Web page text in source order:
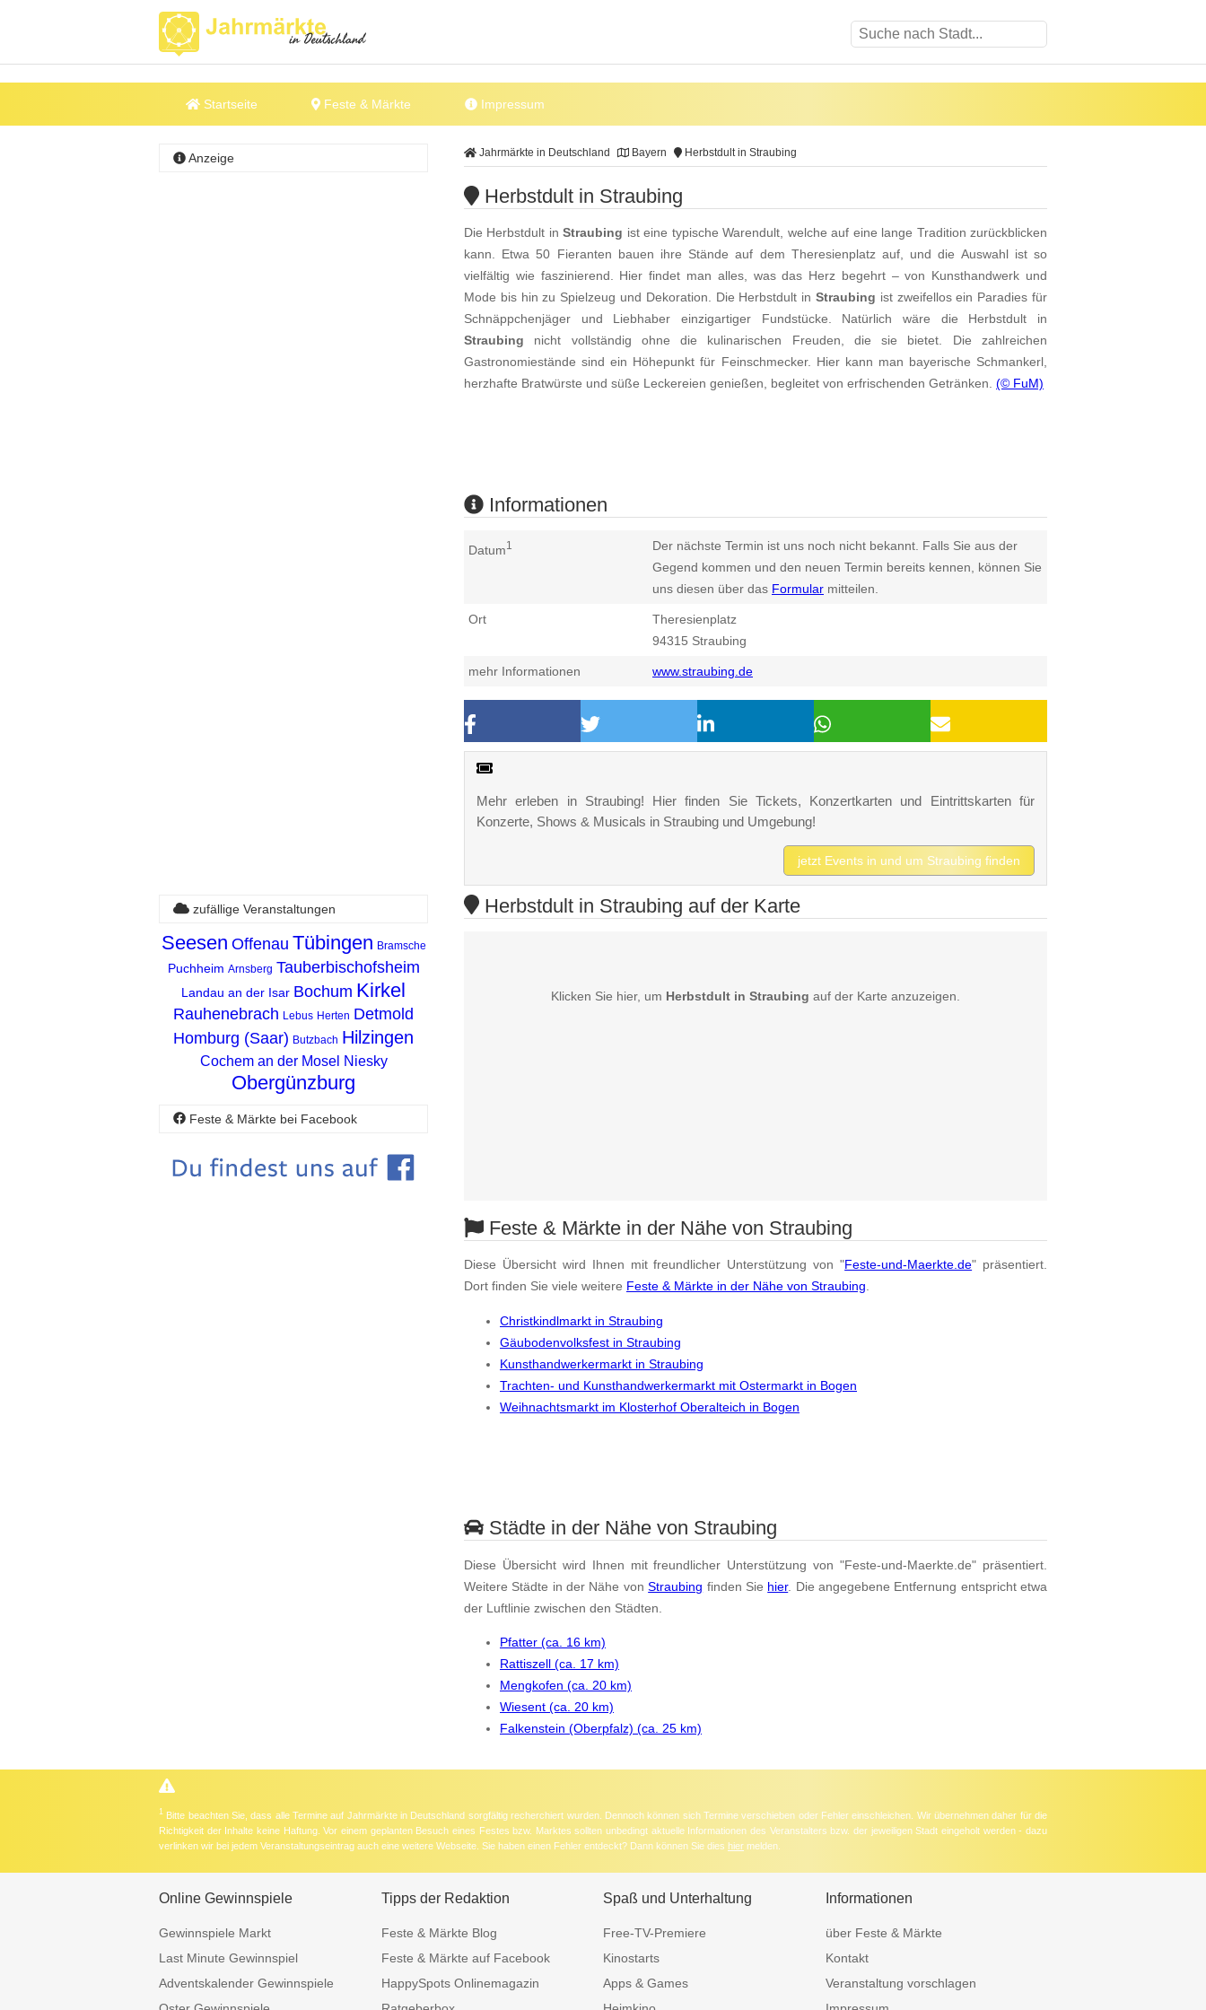
Startseite Feste & Märkte Impressum
Jahrmärkte in Deutschland Bayern Herbstdult in Straubing
Herbstdult in Straubing
Die Herbstdult inStraubing ist eine typische Warendult, welche auf eine lange Tradition zurückblicken
kann. Etwa 50 Fieranten bauen ihre Stände auf dem Theresienplatz auf, und die Auswahl ist so
vielfältig wie faszinierend. Hier findet man alles, was das Herz begehrt – von Kunsthandwerk und
Mode bis hin zu Spielzeug und Dekoration. Die Herbstdult in Straubing ist zweifellos ein Paradies für
Schnäppchenjäger und Liebhaber einzigartiger Fundstücke. Natürlich wäre die Herbstdult in
Straubing nicht vollständig ohne die kulinarischen Freuden, die sie bietet. Die zahlreichen
Gastronomiestände sind ein Höhepunkt für Feinschmecker. Hier kann man bayerische Schmankerl,
herzhafte Bratwürste und süße Leckereien genießen, begleitet von erfrischenden Getränken. (© FuM)
Informationen
Datum1
Der nächste Termin ist uns noch nicht bekannt. Falls Sie aus der
Gegend kommen und den neuen Termin bereits kennen, können Sie
uns diesen über das Formular mitteilen.
Ort
Theresienplatz
94315 Straubing
mehr Informationen www.straubing.de
Mehr erleben in Straubing! Hier finden Sie Tickets, Konzertkarten und Eintrittskarten für
Konzerte, Shows & Musicals in Straubing und Umgebung!
jetzt Events in und um Straubing finden
Anzeige
Herbstdult in Straubing auf der Karte
Klicken Sie hier, um Herbstdult in Straubing auf der Karte anzuzeigen.
Feste & Märkte in der Nähe von Straubing
Diese Übersicht wird Ihnen mit freundlicher Unterstützung von "Feste-und-Maerkte.de" präsentiert.
Dort finden Sie viele weitere Feste & Märkte in der Nähe von Straubing.
Christkindlmarkt in Straubing
Gäubodenvolksfest in Straubing
Kunsthandwerkermarkt in Straubing
Trachten- und Kunsthandwerkermarkt mit Ostermarkt in Bogen
Weihnachtsmarkt im Klosterhof Oberalteich in Bogen
Städte in der Nähe von Straubing
Diese Übersicht wird Ihnen mit freundlicher Unterstützung von "Feste-und-Maerkte.de" präsentiert.
Weitere Städte in der Nähe vonStraubing finden Sie hier. Die angegebene Entfernung entspricht etwa
der Luftlinie zwischen den Städten.
Pfatter (ca. 16 km)
Rattiszell (ca. 17 km)
Mengkofen (ca. 20 km)
Wiesent (ca. 20 km)
Falkenstein (Oberpfalz) (ca. 25 km)
zufällige Veranstaltungen
Seesen Offenau Tübingen Bramsche
Puchheim Arnsberg Tauberbischofsheim
Landau an der Isar Bochum Kirkel
Rauhenebrach Lebus Herten Detmold
Homburg (Saar) Butzbach Hilzingen
Cochem an der Mosel Niesky
Obergünzburg
Feste & Märkte bei Facebook
1 Bitte beachten Sie, dass alle Termine auf Jahrmärkte in Deutschland sorgfältig recherchiert wurden. Dennoch können sich Termine verschieben oder Fehler einschleichen. Wir übernehmen daher für die
Richtigkeit der Inhalte keine Haftung. Vor einem geplanten Besuch eines Festes bzw. Marktes sollten unbedingt aktuelle Informationen des Veranstalters bzw. der jeweiligen Stadt eingeholt werden - dazu
verlinken wir bei jedem Veranstaltungseintrag auch eine weitere Webseite. Sie haben einen Fehler entdeckt? Dann können Sie dies hier melden.
Online Gewinnspiele
Gewinnspiele Markt
Last Minute Gewinnspiel
Adventskalender Gewinnspiele
Tipps der Redaktion
Feste & Märkte Blog
Feste & Märkte auf Facebook
HappySpots Onlinemagazin
Spaß und Unterhaltung
Free-TV-Premiere
Kinostarts
Apps & Games
Informationen
über Feste & Märkte
Kontakt
Veranstaltung vorschlagen